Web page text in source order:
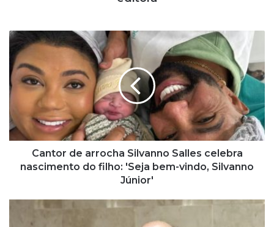
C
n
t
o
d
e
a
Cantor de arrocha Silvanno Salles celebra
nascimento do filho: 'Seja bem-vindo, Silvanno
Júnior'